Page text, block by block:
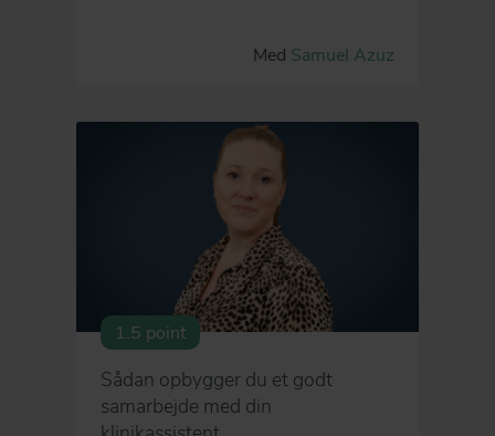
Med Samuel Azuz
1.5 point
Sådan opbygger du et godt
samarbejde med din